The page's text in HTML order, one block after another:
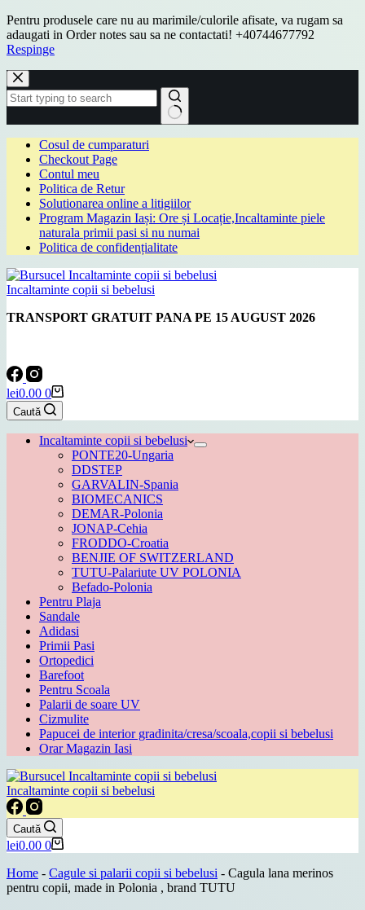
Pentru produsele care nu au marimile/culorile afisate, va rugam sa
adaugati in Order notes sau sa ne contactati! +40744677792
Respinge
Sari
la
conținut
rezultatCosul de cumparaturi
Checkout Page
Contul meu
Politica de Retur
Solutionarea online a litigiilor
Program Magazin Iași: Ore și Locație,Incaltaminte piele
naturala primii pasi si nu numai
Politica de confidențialitate
Incaltaminte copii si bebelusi
TRANSPORT GRATUIT PANA PE 15 AUGUST 2026
Coș
de
cumpărături
lei0.00 0
Caută
Incaltaminte copii si bebelusi
PONTE20-Ungaria
DDSTEP
GARVALIN-Spania
BIOMECANICS
DEMAR-Polonia
JONAP-Cehia
FRODDO-Croatia
BENJIE OF SWITZERLAND
TUTU-Palariute UV POLONIA
Befado-Polonia
Pentru Plaja
Sandale
Adidasi
Primii Pasi
Ortopedici
Barefoot
Pentru Scoala
Palarii de soare UV
Cizmulite
Papucei de interior gradinita/cresa/scoala,copii si bebelusi
Orar Magazin Iasi
Incaltaminte copii si bebelusi
Caută
Coș
cumpărături
lei0.00 0
Home - Cagule si palarii copii si bebelusi - Cagula lana merinos
pentru copii, made in Polonia , brand TUTU